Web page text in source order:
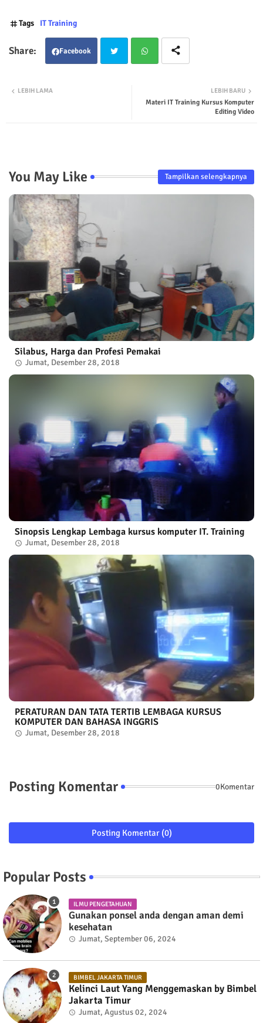
Tags IT Training
Facebook
tsap
LEBIH BARU
Materi IT Training Kursus Komputer
Editing Video
LEBIH LAMA
You May Like Tampilkan selengkapnya
Silabus, Harga dan Profesi Pemakai
Jumat, Desember 28, 2018
Sinopsis Lengkap Lembaga kursus komputer IT. Training
Jumat, Desember 28, 2018
PERATURAN DAN TATA TERTIB LEMBAGA KURSUS
KOMPUTER DAN BAHASA INGGRIS
Jumat, Desember 28, 2018
Posting Komentar 0Komentar
Posting Komentar (0)
Popular Posts
ILMU PENGETAHUAN
Gunakan ponsel anda dengan aman demi
kesehatan
Jumat, September 06, 2024
BIMBEL JAKARTA TIMUR
Kelinci Laut Yang Menggemaskan by Bimbel
Jakarta Timur
Jumat, Agustus 02, 2024